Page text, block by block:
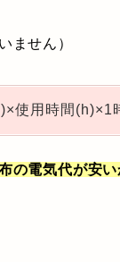
ません）
使用時間(h)×1
の電気代が安